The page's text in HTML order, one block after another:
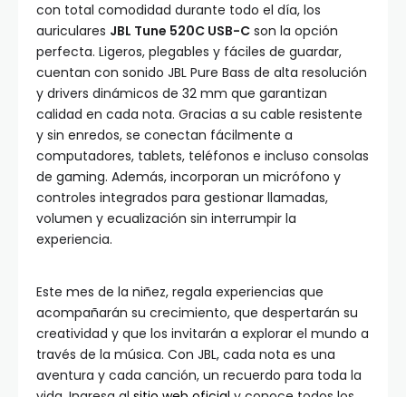
con total comodidad durante todo el día, los
auriculares JBL Tune 520C USB-C son la opción
perfecta. Ligeros, plegables y fáciles de guardar,
cuentan con sonido JBL Pure Bass de alta resolución
y drivers dinámicos de 32 mm que garantizan
calidad en cada nota. Gracias a su cable resistente
y sin enredos, se conectan fácilmente a
computadores, tablets, teléfonos e incluso consolas
de gaming. Además, incorporan un micrófono y
controles integrados para gestionar llamadas,
volumen y ecualización sin interrumpir la
experiencia.
Este mes de la niñez, regala experiencias que
acompañarán su crecimiento, que despertarán su
creatividad y que los invitarán a explorar el mundo a
través de la música. Con JBL, cada nota es una
aventura y cada canción, un recuerdo para toda la